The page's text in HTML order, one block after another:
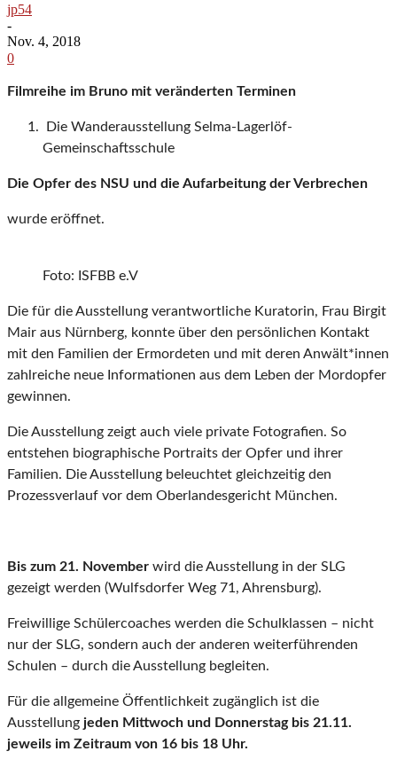
jp54
-
Nov. 4, 2018
0
Filmreihe im Bruno mit veränderten Terminen
Die Wanderausstellung Selma-Lagerlöf-
Gemeinschaftsschule
Die Opfer des NSU und die Aufarbeitung der Verbrechen
wurde eröffnet.
Foto: ISFBB e.V
Die für die Ausstellung verantwortliche Kuratorin, Frau Birgit
Mair aus Nürnberg, konnte über den persönlichen Kontakt
mit den Familien der Ermordeten und mit deren Anwält*innen
zahlreiche neue Informationen aus dem Leben der Mordopfer
gewinnen.
Die Ausstellung zeigt auch viele private Fotografien. So
entstehen biographische Portraits der Opfer und ihrer
Familien. Die Ausstellung beleuchtet gleichzeitig den
Prozessverlauf vor dem Oberlandesgericht München.
Bis zum 21. November wird die Ausstellung in der SLG
gezeigt werden (Wulfsdorfer Weg 71, Ahrensburg).
Freiwillige Schülercoaches werden die Schulklassen – nicht
nur der SLG, sondern auch der anderen weiterführenden
Schulen – durch die Ausstellung begleiten.
Für die allgemeine Öffentlichkeit zugänglich ist die
Ausstellung jeden Mittwoch und Donnerstag bis 21.11.
jeweils im Zeitraum von 16 bis 18 Uhr.